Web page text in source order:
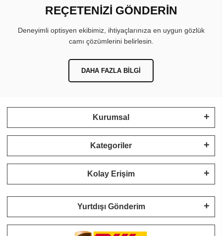
REÇETENİZİ GÖNDERİN
Deneyimli optisyen ekibimiz, ihtiyaçlarınıza en uygun gözlük
camı çözümlerini belirlesin.
DAHA FAZLA BILGI
Kurumsal
Kategoriler
Kolay Erişim
Yurtdışı Gönderim